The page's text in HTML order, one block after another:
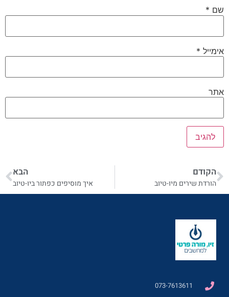
שם *
אימייל *
אתר
הקודם
הורדת שירים מיו-טיוב
הבא
איך מוסיפים כפתור ביו-טיוב
073-7613611